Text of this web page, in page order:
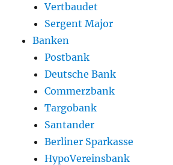
Vertbaudet
Sergent Major
Banken
Postbank
Deutsche Bank
Commerzbank
Targobank
Santander
Berliner Sparkasse
HypoVereinsbank